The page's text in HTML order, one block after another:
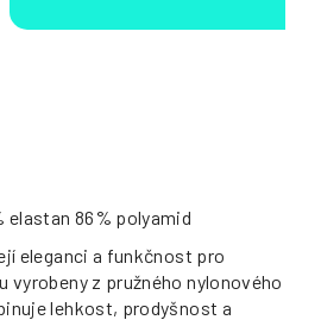
elastan 86% polyamid
eleganci a funkčnost pro
z pružného nylonového
lehkost, prodyšnost a